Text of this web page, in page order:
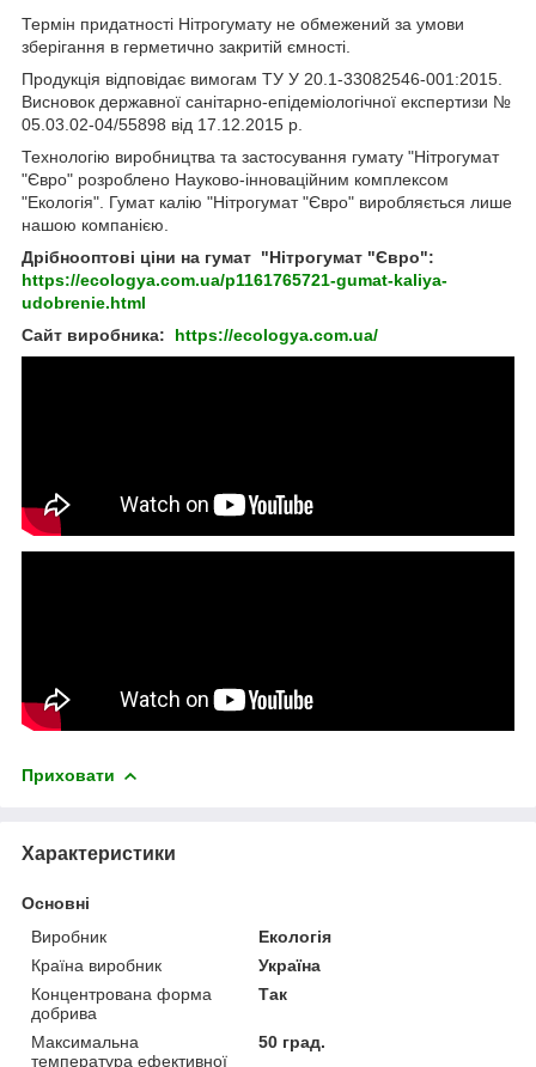
Термін придатності Нітрогумату не обмежений за умови
зберігання в герметично закритій ємності.
Продукція відповідає вимогам ТУ У 20.1-33082546-001:2015.
Висновок державної санітарно-епідеміологічної експертизи №
05.03.02-04/55898 від 17.12.2015 р.
Технологію виробництва та застосування гумату "Нітрогумат
"Євро" розроблено Науково-інноваційним комплексом
"Екологія". Гумат калію "Нітрогумат "Євро" виробляється лише
нашою компанією.
Дрібнооптові ціни на гумат "Нітрогумат "Євро":
https://ecologya.com.ua/p1161765721-gumat-kaliya-
udobrenie.html
Сайт виробника: https://ecologya.com.ua/
Приховати
Характеристики
Основні
Виробник
Екологія
Країна виробник
Україна
Концентрована форма
добрива
Так
Максимальна
температура ефективної
50 град.